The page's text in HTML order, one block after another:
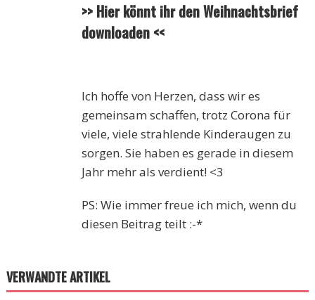
>> Hier könnt ihr den Weihnachtsbrief
downloaden <<
Ich hoffe von Herzen, dass wir es
gemeinsam schaffen, trotz Corona für
viele, viele strahlende Kinderaugen zu
sorgen. Sie haben es gerade in diesem
Jahr mehr als verdient! <3
PS: Wie immer freue ich mich, wenn du
diesen Beitrag teilt :-*
VERWANDTE ARTIKEL